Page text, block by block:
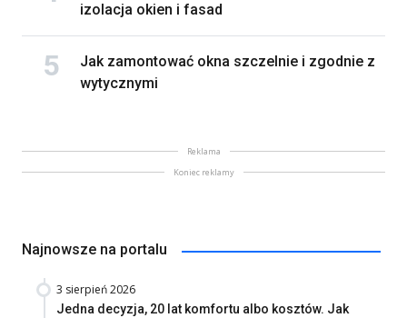
izolacja okien i fasad
Jak zamontować okna szczelnie i zgodnie z
wytycznymi
Reklama
Koniec reklamy
Najnowsze na portalu
3 sierpień 2026
Jedna decyzja, 20 lat komfortu albo kosztów. Jak